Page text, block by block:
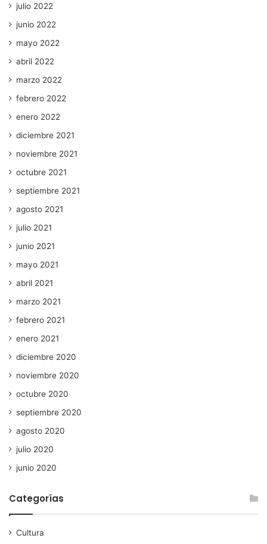
julio 2022
junio 2022
mayo 2022
abril 2022
marzo 2022
febrero 2022
enero 2022
diciembre 2021
noviembre 2021
octubre 2021
septiembre 2021
agosto 2021
julio 2021
junio 2021
mayo 2021
abril 2021
marzo 2021
febrero 2021
enero 2021
diciembre 2020
noviembre 2020
octubre 2020
septiembre 2020
agosto 2020
julio 2020
junio 2020
Categorías
Cultura